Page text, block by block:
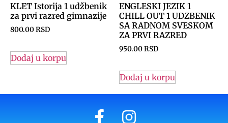
KLET Istorija 1 udžbenik
za prvi razred gimnazije
800.00RSD
Dodaj u korpu
ENGLESKI JEZIK 1
CHILL OUT 1 UDZBENIK
SA RADNOM SVESKOM
ZA PRVI RAZRED
950.00RSD
Dodaj u korpu